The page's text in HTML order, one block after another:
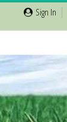
Sign In